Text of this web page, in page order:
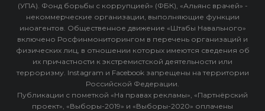
(УПА). Фонд борьбы с коррупцией» (ФБК), «Альянс врачей» -
некоммерческие организации, выполняющие функции
иноагентов. Общественное движение «Штабы Навального»
включено Росфинмониторингом в перечень организаций и
физических лиц, в отношении которых имеются сведения об
их причастности к экстремистской деятельности или
терроризму. Instagram и Facebook запрещены на территории
Российской Федерации.
Публикации с пометкой «На правах рекламы», «Партнёрский
проект», «Выборы-2019» и «Выборы-2020» оплачены